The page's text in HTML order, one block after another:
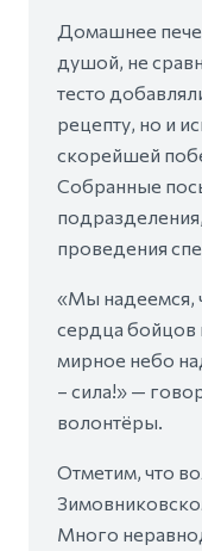
Домашнее
душой, не
тесто
рецепту, но и
скорейшей
Собранные
проведения
«Мы надеемся,
сердца бойцов
мирное небо
– сила!» —
волонтёры.
Отметим, что
Много